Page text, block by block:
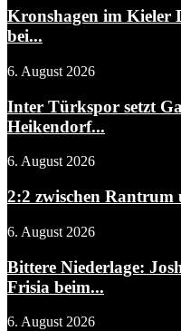
Kronshagen im Kieler
bei...
6. August 2026
Inter Türkspor setzt
Heikendorf...
6. August 2026
2:2 zwischen
6. August 2026
Bittere Niederlage:
Frisia beim...
6. August 2026